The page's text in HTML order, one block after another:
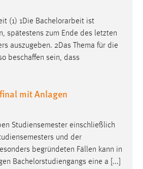
(1) 1Die Bachelorarbeit ist
spätestens zum Ende des letzten
auszugeben. 2Das Thema für die
beschaffen sein, dass
mit Anlagen
Studiensemester einschließlich
und der
begründeten Fällen kann in
Bachelorstudiengangs eine a [...]